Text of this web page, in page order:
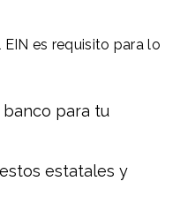
EIN es requisito para lo
banco para tu
estatales y